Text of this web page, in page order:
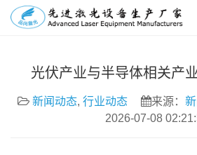
光伏产业与半导体相关产
新闻动态, 行业动态 来源：
2026-07-08